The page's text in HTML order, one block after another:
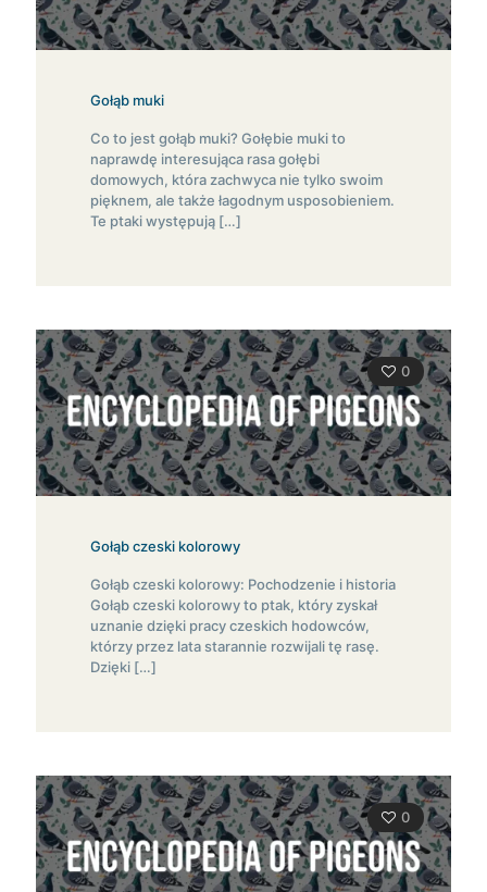
Gołąb muki
Co to jest gołąb muki? Gołębie muki to
naprawdę interesująca rasa gołębi
domowych, która zachwyca nie tylko swoim
pięknem, ale także łagodnym usposobieniem.
Te ptaki występują […]
0
Gołąb czeski kolorowy
Gołąb czeski kolorowy: Pochodzenie i historia
Gołąb czeski kolorowy to ptak, który zyskał
uznanie dzięki pracy czeskich hodowców,
którzy przez lata starannie rozwijali tę rasę.
Dzięki […]
0